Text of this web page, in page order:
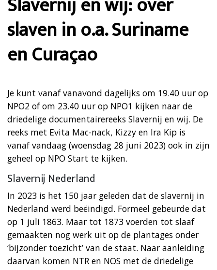
slaven in o.a. Suriname
en Curaçao
Je kunt vanaf vanavond dagelijks om 19.40 uur op
NPO2 of om 23.40 uur op NPO1 kijken naar de
driedelige documentairereeks Slavernij en wij. De
reeks met Evita Mac-nack, Kizzy en Ira Kip is
vanaf vandaag (woensdag 28 juni 2023) ook in zijn
geheel op NPO Start te kijken.
Slavernij Nederland
In 2023 is het 150 jaar geleden dat de slavernij in
Nederland werd beëindigd. Formeel gebeurde dat
op 1 juli 1863. Maar tot 1873 voerden tot slaaf
gemaakten nog werk uit op de plantages onder
‘bijzonder toezicht’ van de staat. Naar aanleiding
daarvan komen NTR en NOS met de driedelige